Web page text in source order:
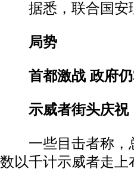
据悉，联合国安
局势
首都激战 政府仍
示威者街头庆祝
一些目击者称，
数以千计示威者走